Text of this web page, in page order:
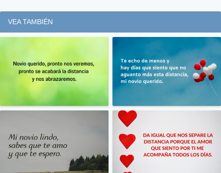
VEA TAMBIÉN